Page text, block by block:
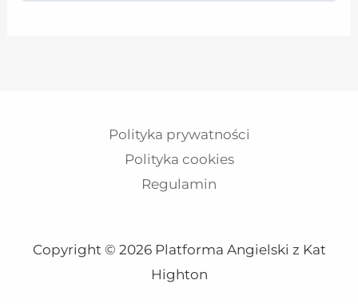
Polityka prywatności
Polityka cookies
Regulamin
Copyright © 2026 Platforma Angielski z Kat
Highton